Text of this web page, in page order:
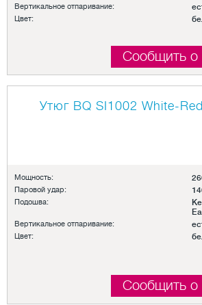
Вертикальное отпаривание:
Цвет:
Сообщить о
Утюг BQ SI1002 White-Red
Мощность:
Паровой удар:
Подошва:
Вертикальное отпаривание:
Цвет:
Сообщить о